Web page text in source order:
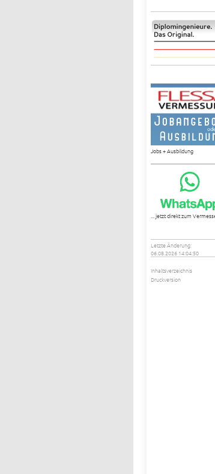
Jobs + Ausbildung
... jetzt direkt zum
Letzte Änderung:
06.08.2026 14:04:50
Inhaltsverzeichnis
Druckversion